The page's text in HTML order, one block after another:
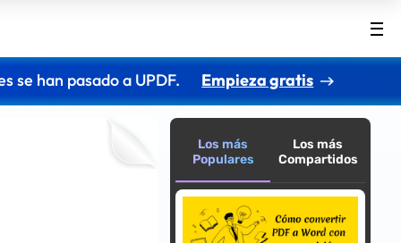
se han pasado a UPDF. Empieza gratis
Los más
Populares
Los más
Compartidos